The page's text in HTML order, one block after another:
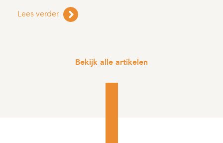
Lees verder
Bekijk alle artikelen